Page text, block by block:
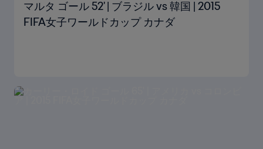
マルタ ゴール 52' | ブラジル vs 韓国 | 2015
FIFA女子ワールドカップ カナダ